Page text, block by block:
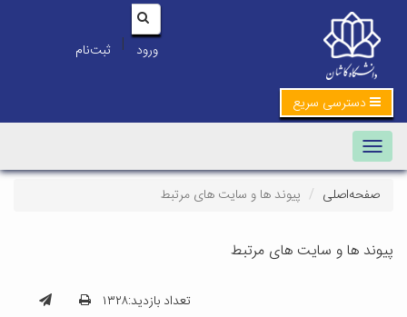
ورود | ثبت‌نام
دسترسی سریع
Toggle navigation
صفحه‌اصلی پیوند ها و سایت های مرتبط
پیوند ها و سایت های مرتبط
تعداد بازدید:۱۳۲۸